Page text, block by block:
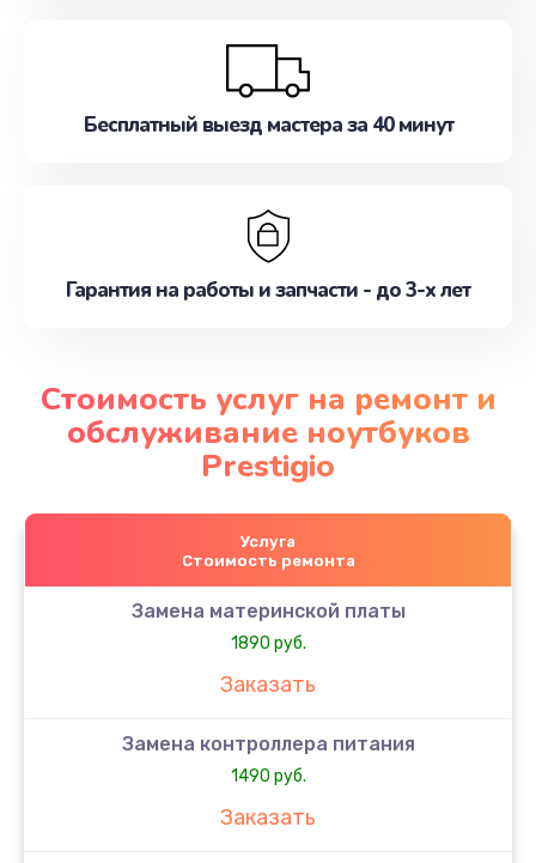
Бесплатный выезд мастера за 40 минут
Гарантия на работы и запчасти - до 3-х лет
Стоимость услуг на ремонт и
обслуживание ноутбуков
Prestigio
Услуга
Стоимость ремонта
Замена материнской платы
1890 руб.
Заказать
Замена контроллера питания
1490 руб.
Заказать